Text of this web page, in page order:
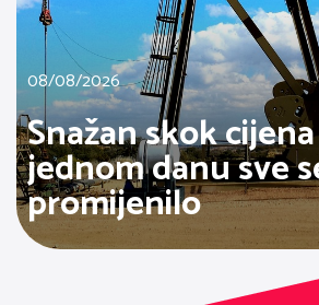
08/08/2026
Snažan skok
jednom danu sve
promijenilo